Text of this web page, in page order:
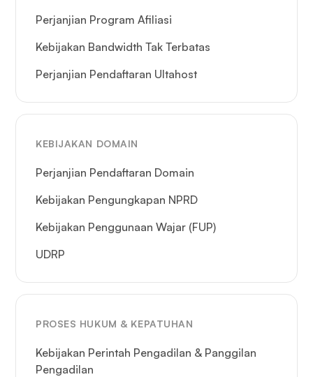
Perjanjian Program Afiliasi
Kebijakan Bandwidth Tak Terbatas
Perjanjian Pendaftaran Ultahost
KEBIJAKAN DOMAIN
Perjanjian Pendaftaran Domain
Kebijakan Pengungkapan NPRD
Kebijakan Penggunaan Wajar (FUP)
UDRP
PROSES HUKUM & KEPATUHAN
Kebijakan Perintah Pengadilan & Panggilan
Pengadilan